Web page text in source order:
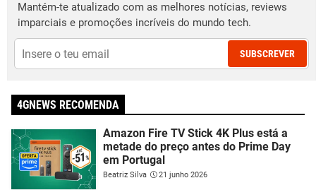
Mantém-te atualizado com as melhores notícias, reviews
imparciais e promoções incríveis do mundo tech.
SUBSCREVER
4GNEWS RECOMENDA
Amazon Fire TV Stick 4K Plus está a
metade do preço antes do Prime Day
em Portugal
Beatriz Silva 21 junho 2026